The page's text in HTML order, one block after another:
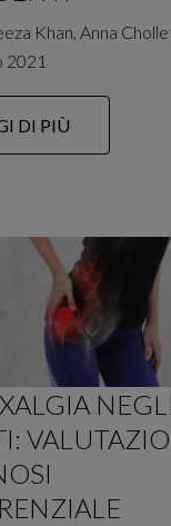
Khan, Anna
2021
DI PIÙ
NEGLI